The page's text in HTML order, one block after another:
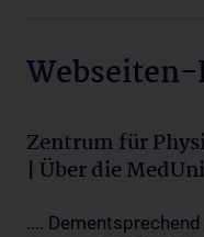
Zentrum für
| Über die
....